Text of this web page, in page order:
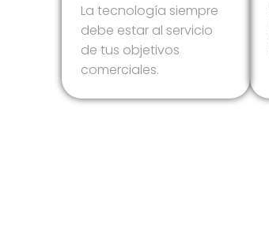
La tecnología siempre
debe estar al servicio
de tus objetivos
comerciales.